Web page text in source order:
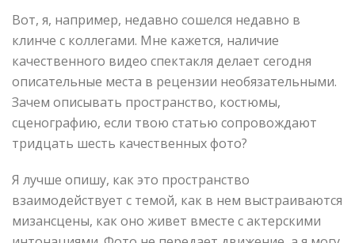
Вот, я, например, недавно сошелся недавно в
клинче с коллегами. Мне кажется, наличие
качественного видео спектакля делает сегодня
описательные места в рецензии необязательными.
Зачем описывать пространство, костюмы,
сценографию, если твою статью сопровождают
тридцать шесть качественных фото?
Я лучше опишу, как это пространство
взаимодействует с темой, как в нем выстраиваются
мизансцены, как оно живет вместе с актерскими